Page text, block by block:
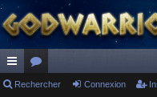
ac or
Rechercher Connexion